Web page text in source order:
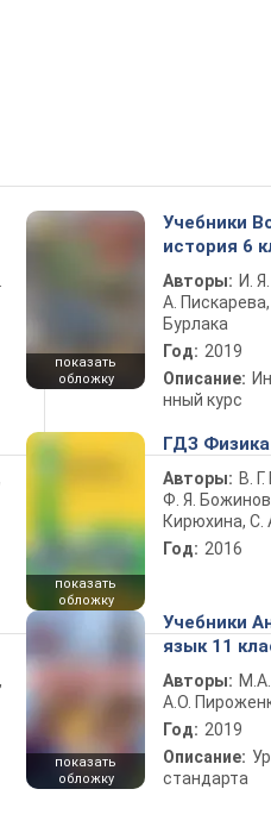
показать
обложку
Учебники
история 6
Авторы: И.
А. Пискарева,
Бурлака
Год: 2019
Описание:
нный курс
показать
обложку
ГДЗ Физика
Авторы: В.
Ф. Я.
Кирюхина, С.
Год: 2016
показать
обложку
Учебники
язык 11
Авторы:
А.О.
Год: 2019
Описание:
стандарта